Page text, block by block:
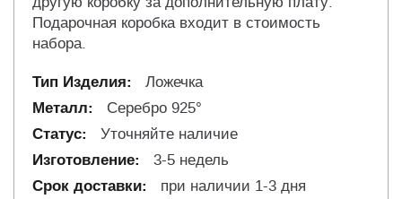
Подарочная коробка входит в стоимость
набора.
Ложечка
Серебро 925°
Уточняйте наличие
3-5 недель
при наличии 1-3 дня